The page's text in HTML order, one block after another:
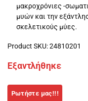
μακροχρόνιες -
μυών και την
σκελετικούς μύες.
Product SKU: 24810201
Εξαντλήθηκε